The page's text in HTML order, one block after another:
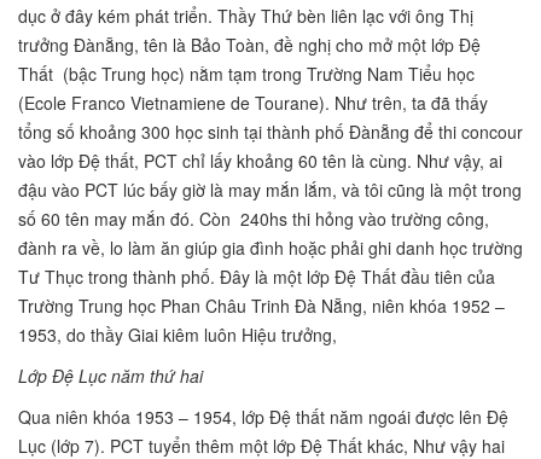
dục ở đây kém phát triển. Thầy Thứ bèn liên lạc với ông Thị
trưởng Đànẵng, tên là Bảo Toàn, đề nghị cho mở một lớp Đệ
Thất (bậc Trung học) nằm tạm trong Trường Nam Tiểu học
(Ecole Franco Vietnamiene de Tourane). Như trên, ta đã thấy
tổng số khoảng 300 học sinh tại thành phố Đànẵng để thi concour
vào lớp Đệ thất, PCT chỉ lấy khoảng 60 tên là cùng. Như vậy, ai
đậu vào PCT lúc bấy giờ là may mắn lắm, và tôi cũng là một trong
số 60 tên may mắn đó. Còn 240hs thi hỏng vào trường công,
đành ra về, lo làm ăn giúp gia đình hoặc phải ghi danh học trường
Tư Thục trong thành phố. Đây là một lớp Đệ Thất đầu tiên của
Trường Trung học Phan Châu Trinh Đà Nẵng, niên khóa 1952 –
1953, do thầy Giai kiêm luôn Hiệu trưởng,
Lớp Đệ Lục năm thứ hai
Qua niên khóa 1953 – 1954, lớp Đệ thất năm ngoái được lên Đệ
Lục (lớp 7). PCT tuyển thêm một lớp Đệ Thất khác, Như vậy hai